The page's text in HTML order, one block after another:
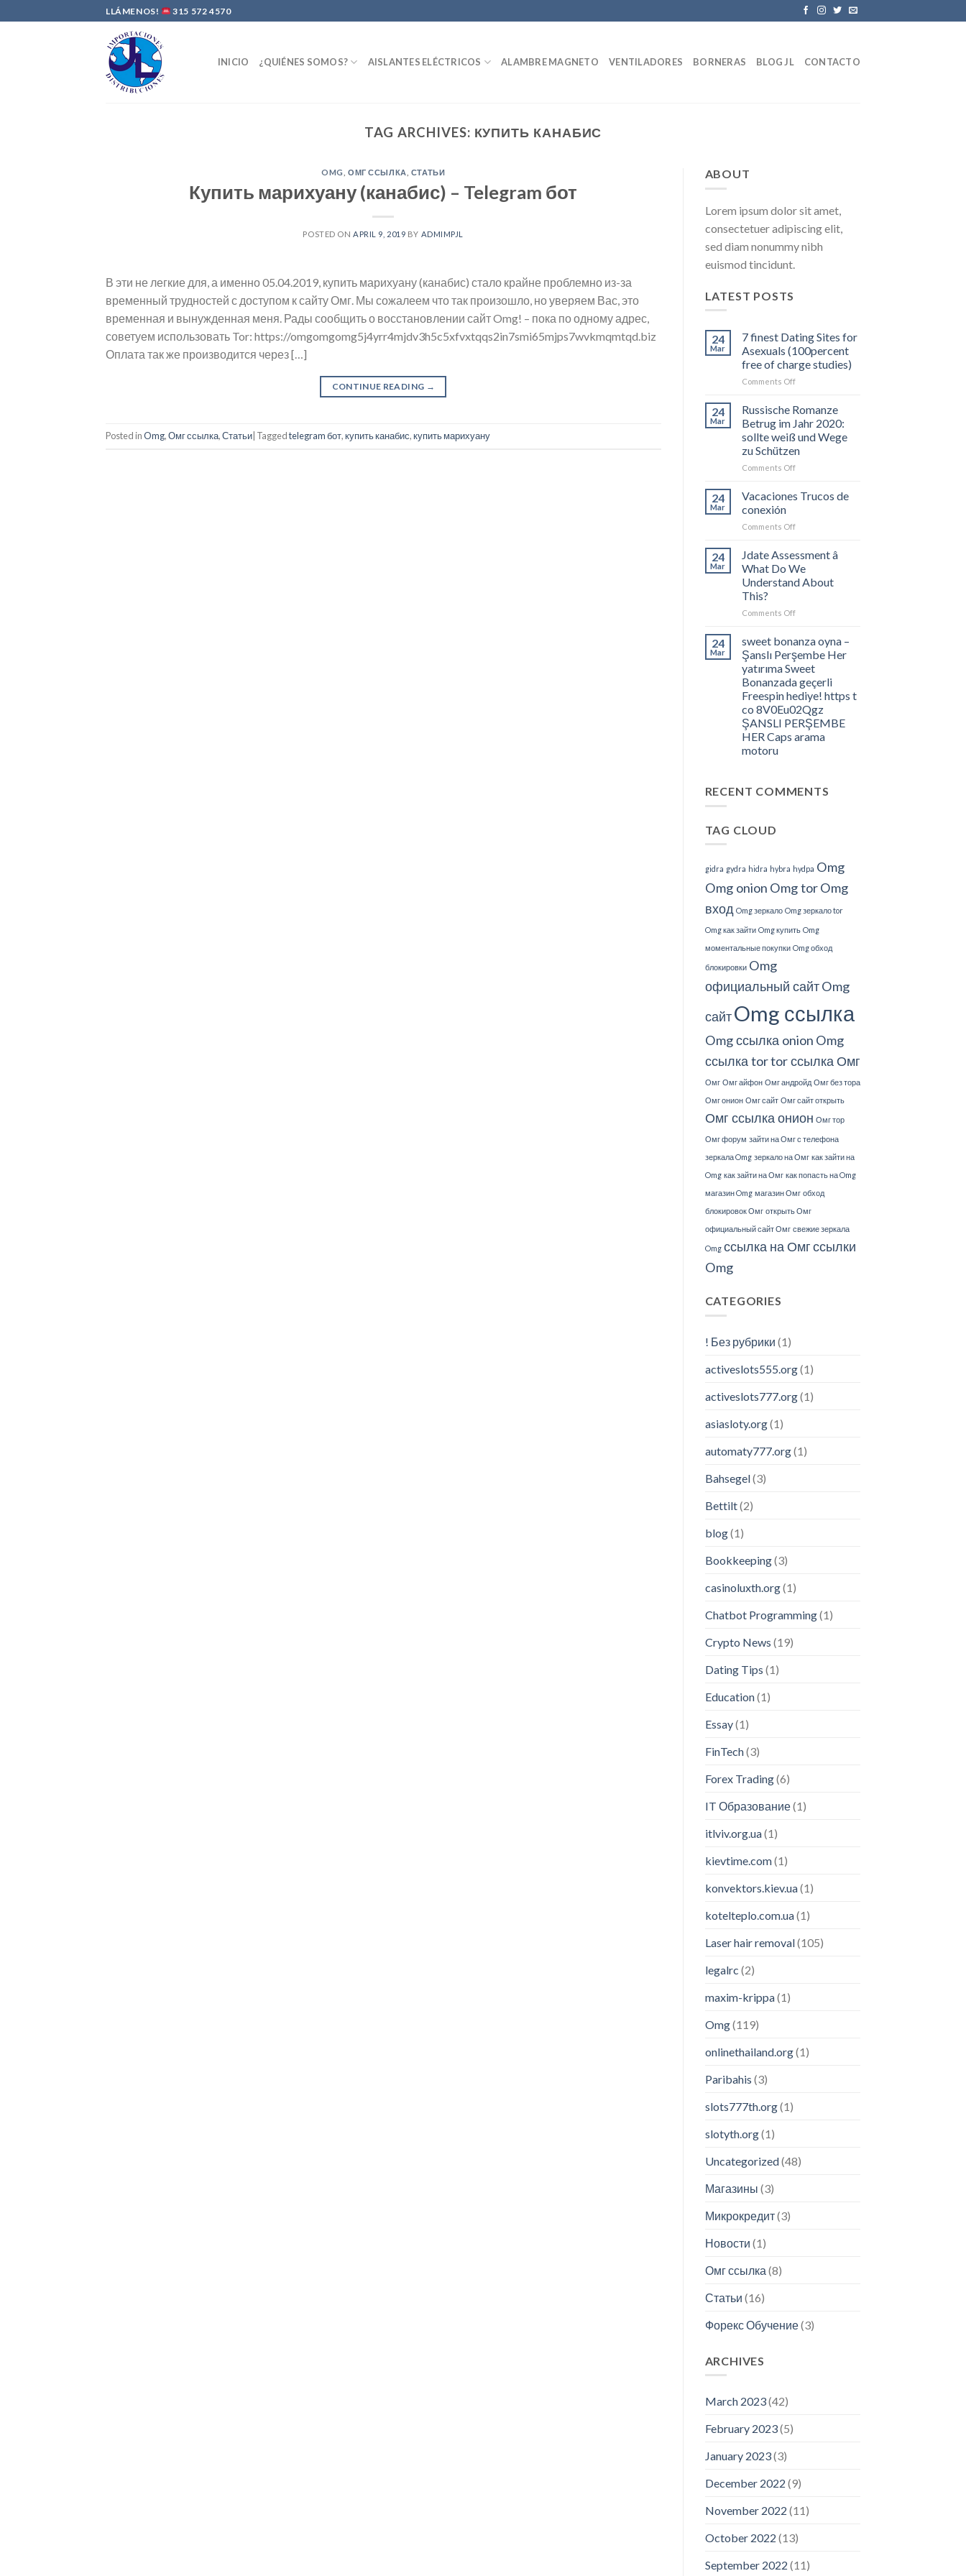
to
LLÁMENOS! 315 572 4570
INICIO ¿QUIÉNES SOMOS? AISLANTES ELÉCTRICOS ALAMBRE MAGNETO VENTILADORES BORNERAS BLOG JL CONTACTO
TAG ARCHIVES: КУПИТЬ КАНАБИС
OMG ,ОМГ ССЫЛКА СТАТЬИ
Купить марихуану (канабис) – Telegram бот
POSTED ONAPRIL 9, 2019 BY ADMIMPJL
В эти не легкие для, а именно 05.04.2019, купить марихуану (канабис) стало крайне проблемно из-за
временный трудностей с доступом к сайту Омг. Мы сожалеем что так произошло, но уверяем Вас, это
временная и вынужденная меня. Рады сообщить о восстановлении сайт Omg! – пока по одному адрес,
советуем использовать Tor: https://omgomgomg5j4yrr4mjdv3h5c5xfvxtqqs2in7smi65mjps7wvkmqmtqd.biz
Оплата так же производится через […]
CONTINUE READING →
Posted inOmg,Омг ссылка,Статьи Taggedtelegram бот,купить канабис,купить марихуану
ABOUT
Lorem ipsum dolor sit amet,
consectetuer adipiscing elit,
sed diam nonummy nibh
euismod tincidunt.
LATEST POSTS
24
Mar
7 finest Dating Sites for
Asexuals (100percent
free of charge studies)
Comments Offon
finest
Sites
for
Asexuals
(100percent
of
charge
24
Mar
Russische Romanze
Betrug im Jahr 2020:
sollte weiß und Wege
zu Schützen
Comments Offon
Romanze
Jahr
sollte
weiß
und
Wege
Schützen
24
Mar
Vacaciones Trucos de
conexión
Comments Offon
conexión
24
Mar
Jdate Assessment â
What Do We
Understand About
This?
Comments Offon
What
Do
We
Understand
About
This?
24
Mar
sweet bonanza oyna –
Şanslı Perşembe Her
yatırıma Sweet
Bonanzada geçerli
Freespin hediye! https t
co 8V0Eu02Qgz
ŞANSLI PERŞEMBE
HER Caps arama
motoru
RECENT COMMENTS
TAG CLOUD
gidra gydra hidra hybra hydpa Omg
Omg onion Omg tor Omg
вход Omg зеркало Omg зеркало tor
Omg как зайти Omg купить Omg
моментальные покупки Omg обход
блокировки Omg
официальный сайт Omg
сайт Omg ссылка
Omg ссылка onion Omg
ссылка tortor ссылка Омг
Омг Омг айфон Омг андройд Омг без тора
Омг онион Омг сайт Омг сайт открыть
Омг ссылка онион Омг тор
Омг форум зайти на Омг с телефона
зеркала Omg зеркало на Омг как зайти на
Omg как зайти на Омг как попасть на Omg
магазин Omg магазин Омг обход
блокировок Омг открыть Омг
официальный сайт Омг свежие зеркала
Omg ссылка на Омгссылки
Omg
CATEGORIES
! Без рубрики (1)
activeslots555.org(1)
activeslots777.org(1)
asiasloty.org(1)
automaty777.org(1)
Bahsegel(3)
Bettilt(2)
blog(1)
Bookkeeping(3)
casinoluxth.org(1)
Chatbot Programming(1)
Crypto News (19)
Dating Tips (1)
Education(1)
Essay(1)
FinTech(3)
Forex Trading(6)
IT Образование(1)
itlviv.org.ua(1)
kievtime.com(1)
konvektors.kiev.ua(1)
kotelteplo.com.ua(1)
Laser hair removal(105)
legalrc (2)
maxim-krippa(1)
Omg(119)
onlinethailand.org(1)
Paribahis (3)
slots777th.org(1)
slotyth.org(1)
Uncategorized(48)
Магазины (3)
Микрокредит(3)
Новости (1)
Омг ссылка (8)
Статьи (16)
Форекс Обучение(3)
ARCHIVES
March 2023(42)
February 2023(5)
January 2023(3)
December 2022 (9)
November 2022 (11)
October 2022 (13)
September 2022 (11)